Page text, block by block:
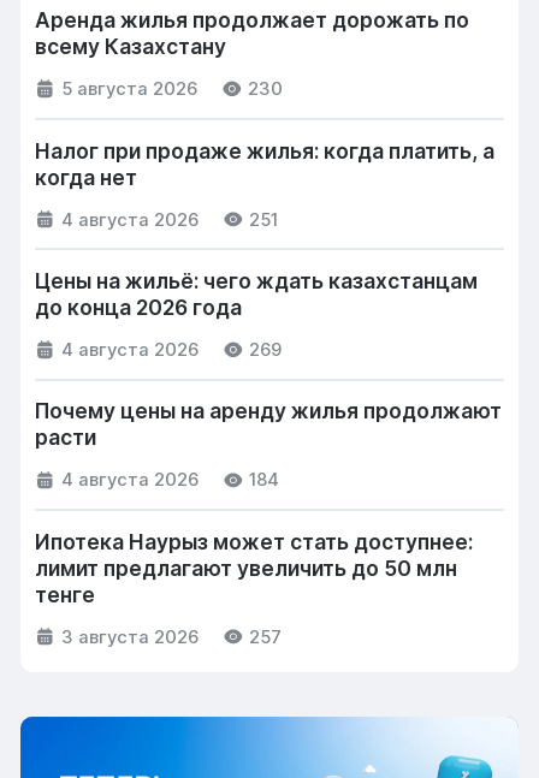
Аренда жилья продолжает дорожать по
всему Казахстану
5 августа 2026 230
Налог при продаже жилья: когда платить, а
когда нет
4 августа 2026 251
Цены на жильё: чего ждать казахстанцам
до конца 2026 года
4 августа 2026 269
Почему цены на аренду жилья продолжают
расти
4 августа 2026 184
Ипотека Наурыз может стать доступнее:
лимит предлагают увеличить до 50 млн
тенге
3 августа 2026 257